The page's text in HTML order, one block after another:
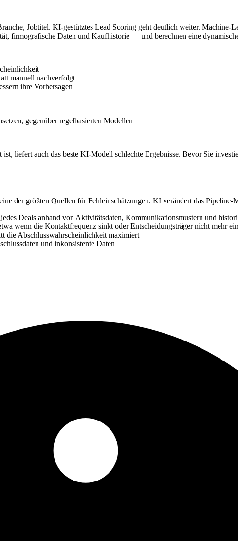
Jobtitel. KI-gestütztes Lead Scoring geht deutlich weiter. Machine-
firmografische Daten und Kaufhistorie — und berechnen eine
manuell nachverfolgt
ihre Vorhersagen
gegenüber regelbasierten Modellen
liefert auch das beste KI-Modell schlechte Ergebnisse. Bevor Sie
der größten Quellen für Fehleinschätzungen. KI verändert das Pipeline-
Deals anhand von Aktivitätsdaten, Kommunikationsmustern und
wenn die Kontaktfrequenz sinkt oder Entscheidungsträger nicht mehr
die Abschlusswahrscheinlichkeit maximiert
und inkonsistente Daten